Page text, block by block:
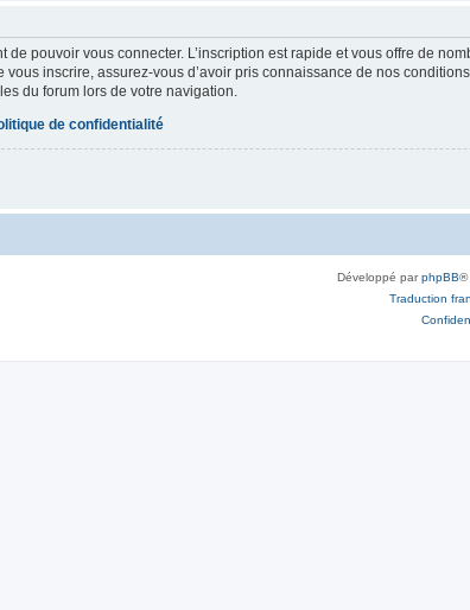
de pouvoir vous connecter. L’inscription est rapide et vous offre de
vous inscrire, assurez-vous d’avoir pris connaissance de nos
du forum lors de votre navigation.
de confidentialité
Développé parphpBB®
Traduction